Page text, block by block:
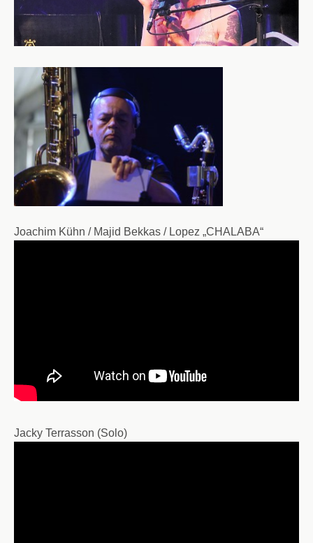
Joachim Kühn / Majid Bekkas / Lopez „CHALABA“
Jacky Terrasson (Solo)